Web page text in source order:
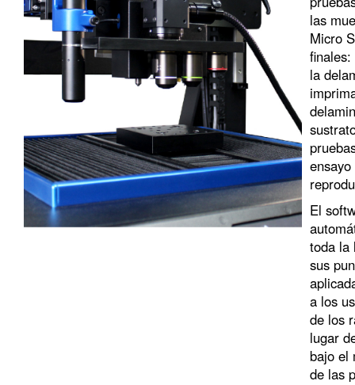
las
Micro
la
El
toda la
sus
a los
de los
lugar
bajo el
de las